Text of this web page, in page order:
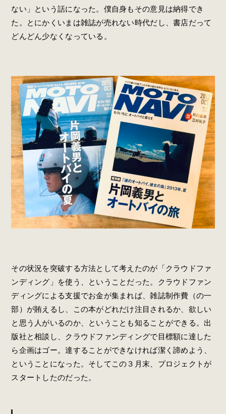
ない」という話になった。僕自身もその意見は納得でき
た。とにかくいまは雑誌が売れない時代だし、書店だって
どんどん少なくなっている。
その状況を突破する方法として考えたのが「クラウドファ
ンディング」を使う、ということだった。クラウドファン
ディングによる支援でお金が集まれば、雑誌制作費（の一
部）が賄えるし、この本がどれだけ注目されるか、欲しい
と思う人がいるのか、ということも知ることができる。出
版社と相談し、クラウドファンディングで目標額に達した
ら企画はゴー。達することができなければ潔く諦めよう、
ということになった。そしてこの３月末、プロジェクトが
スタートしたのだった。